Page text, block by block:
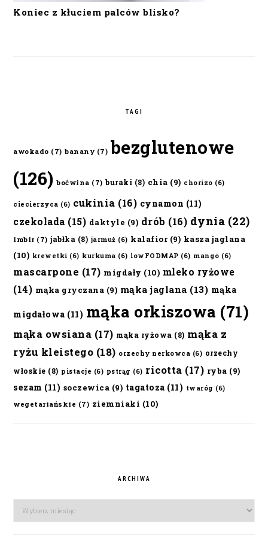
Koniec z kłuciem palców blisko?
TAGI
awokado (7) banany (7) bezglutenowe
(126) boćwina (7) buraki (8) chia (9) chorizo (6)
ciecierzyca (6) cukinia (16) cynamon (11)
czekolada (15) daktyle (9) drób (16) dynia (22)
imbir (7) jabłka (8) jarmuż (6) kalafior(9) kasza jaglana
(10) krewetki (6) kurkuma (6) lowFODMAP (6) mango (6)
mascarpone (17) migdały (10) mleko ryżowe
(14) mąka gryczana (9) mąka jaglana (13) mąka
migdałowa (11) mąka orkiszowa (71)
mąka owsiana (17) mąka ryżowa (8) mąka z
ryżu kleistego (18) orzechy nerkowca (6) orzechy
włoskie (8) pistacje (6) pstrąg (6) ricotta (17) ryba (9)
sezam (11) soczewica (9) tagatoza (11) twaróg (6)
wegetariańskie (7) ziemniaki (10)
ARCHIWA
Archiwa